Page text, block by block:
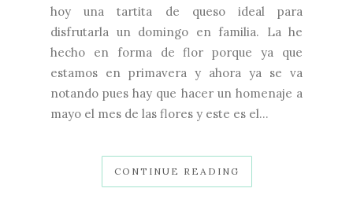
hoy una tartita de queso ideal para
disfrutarla un domingo en familia. La he
hecho en forma de flor porque ya que
estamos en primavera y ahora ya se va
notando pues hay que hacer un homenaje a
mayo el mes de las flores y este es el...
CONTINUE READING